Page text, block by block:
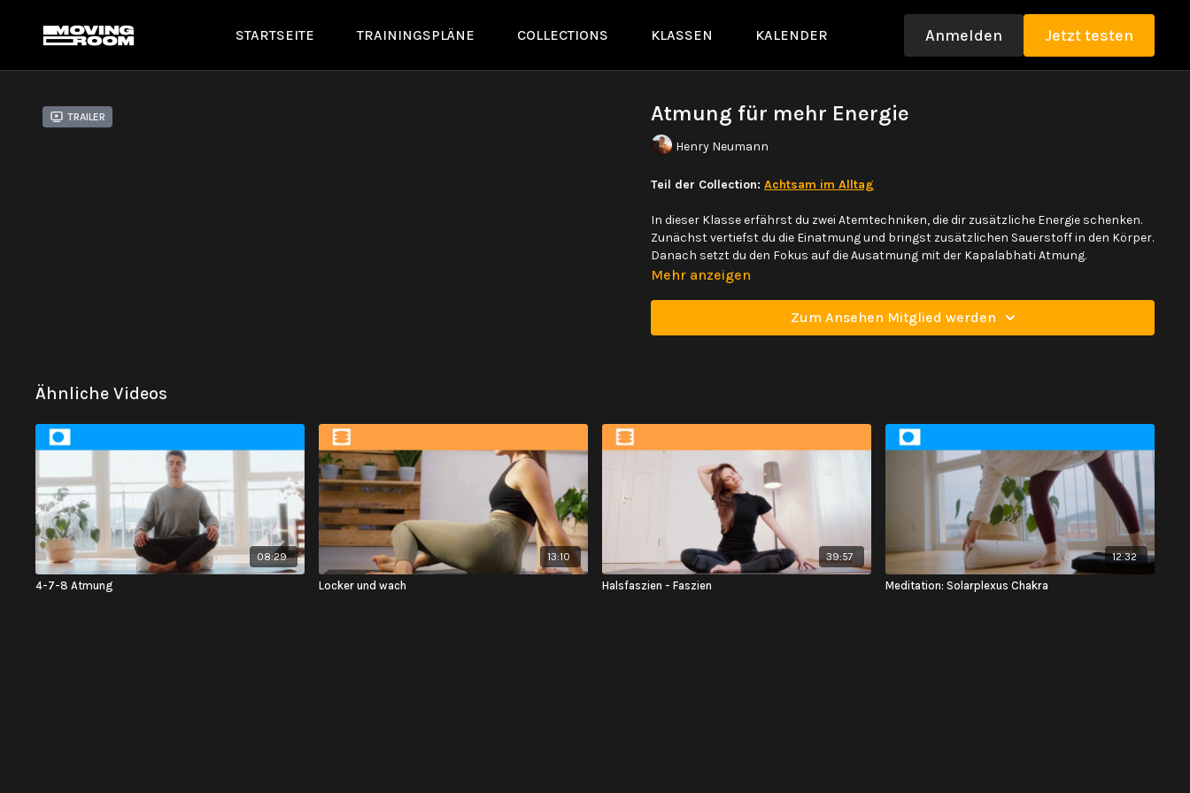
STARTSEITE TRAININGSPLÄNE COLLECTIONS KLASSEN KALENDER Anmelden Jetzt testen
Trailer Atmung für mehr Energie
Henry Neumann
Teil der Collection:Achtsam im Alltag
In dieser Klasse erfährst du zwei Atemtechniken, die dir zusätzliche Energie schenken.
Zunächst vertiefst du die Einatmung und bringst zusätzlichen Sauerstoff in den Körper.
Danach setzt du den Fokus auf die Ausatmung mit der Kapalabhati Atmung.
Mehr anzeigen
Zum Ansehen Mitglied werden
Ähnliche Videos
08:29
4-7-8 Atmung
13:10
Locker und wach
39:57
Halsfaszien - Faszien
12:32
Meditation: Solarplexus Chakra